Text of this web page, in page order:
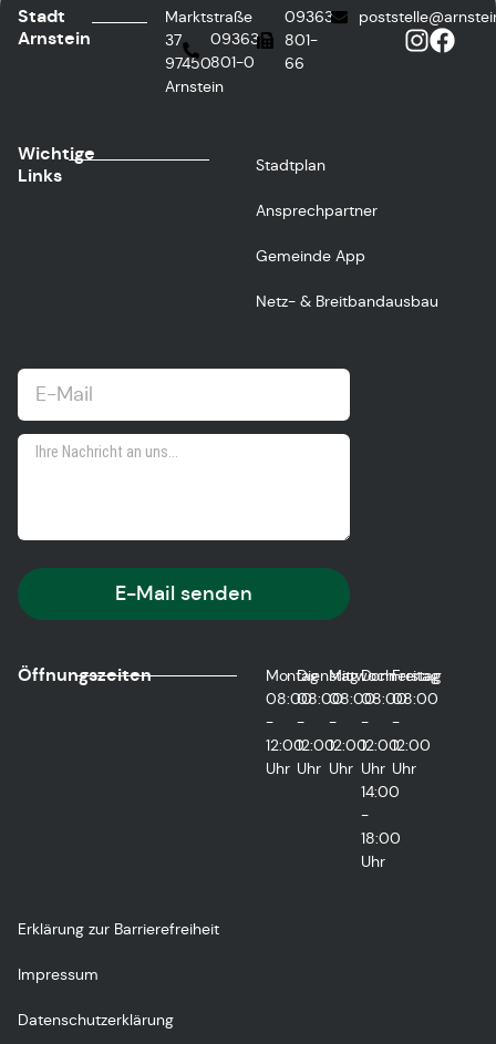
Stadt
Arnstein
Marktstraße
37
97450
Arnstein
09363
801-0
09363
801-
66
Wichtige
Links
Stadtplan
Ansprechpartner
Gemeinde App
Netz- & Breitbandausbau
E-Mail senden
Öffnungszeiten
Montag
08:00
-
12:00
Uhr
Dienstag
08:00
-
12:00
Uhr
Mittwoch
08:00
-
12:00
Uhr
Donnerstag
08:00
-
12:00
Uhr
14:00
-
18:00
Uhr
Freitag
08:00
-
12:00
Uhr
Erklärung zur Barrierefreiheit
Impressum
Datenschutzerklärung